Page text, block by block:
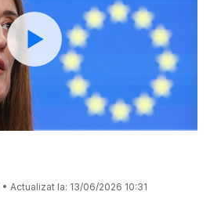
Watch
• Actualizat la: 13/06/2026 10:31